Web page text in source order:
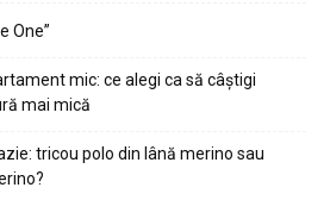
One”
mic: ce alegi ca să câștigi
mai mică
tricou polo din lână merino sau